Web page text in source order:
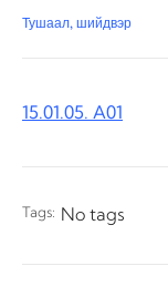
Тушаал, шийдвэр
15.01.05. A01
Tags: No tags